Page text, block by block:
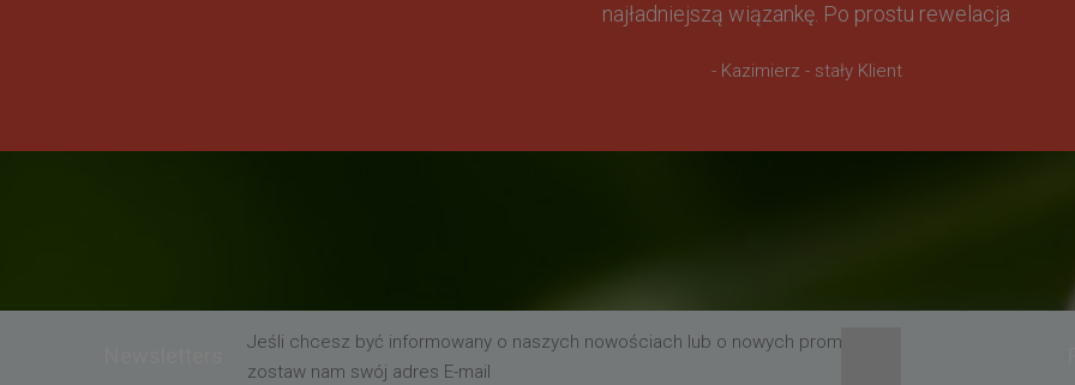
najładniejszą wiązankę. Po prostu rewelacja
- Kazimierz - stały Klient
Jeśli chcesz być informowany o naszych nowościach lub o nowych promocjach,
zostaw nam swój adres E-mail